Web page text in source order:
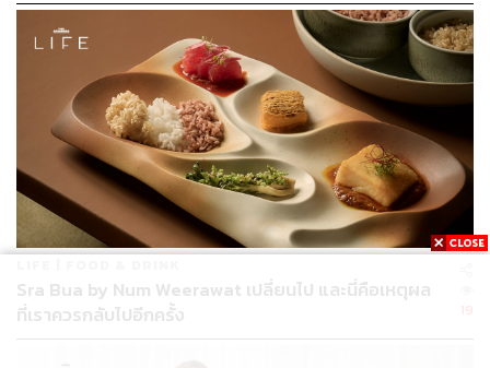
Sra Bua by Num Weerawat เปลี่ยนไป และนี่คือเหตุผล
ที่เราควรกลับไปอีกครั้ง
19